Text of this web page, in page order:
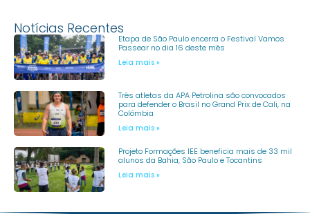
Notícias Recentes
Etapa de São Paulo encerra o Festival Vamos
Passear no dia 16 deste mês
Leia mais »
Três atletas da APA Petrolina são convocados
para defender o Brasil no Grand Prix de Cali, na
Colômbia
Leia mais »
Projeto Formações IEE beneficia mais de 33 mil
alunos da Bahia, São Paulo e Tocantins
Leia mais »